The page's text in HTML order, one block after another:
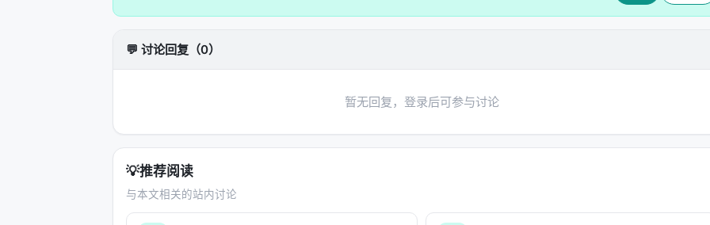
上。
40-60 分拉到 80 分。这等于把 Harness 的边际效用做了一次量化呈现。
而他列的 Harness 清单也很具体——「context 工程、架构约束、团队知识沉淀到 Memory、技术债梳
理」——这四件事是几乎所有国内大厂在 2025 年下半年才开始系统投入的。字节把他们列成「AI
💬 讨论回复（0）
暂无回复，登录后可参与讨论
💡推荐阅读
与本文相关的站内讨论